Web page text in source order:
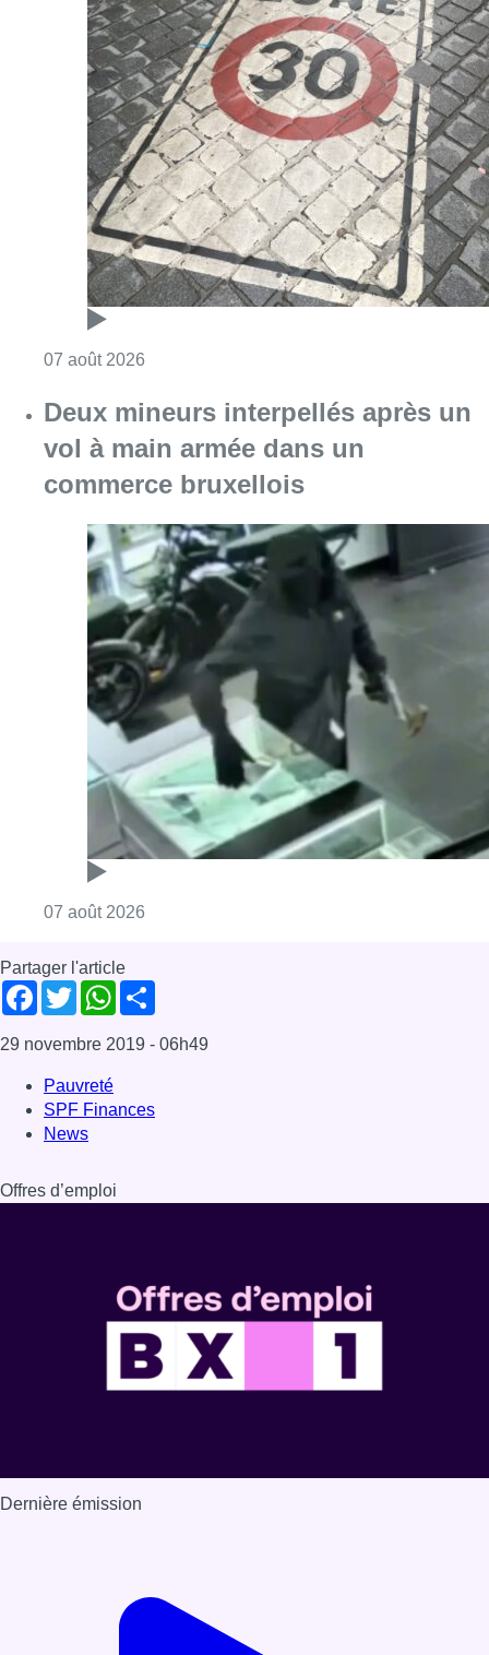
07 août 2026
Deux mineurs interpellés après un
vol à main armée dans un
commerce bruxellois
07 août 2026
Partager l'article
Facebook
TwitterWhatsApp
29 novembre 2019 - 06h49
Pauvreté
SPF Finances
News
Offres d’emploi
Dernière émission